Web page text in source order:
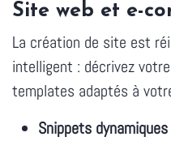
Site web et e-
La création de site est
intelligent : décrivez
templates adaptés à
Snippets dynamiques